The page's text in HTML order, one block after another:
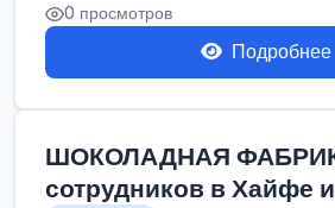
0 просмотров
Подробнее
ШОКОЛАДНАЯ
сотрудников в Хайфе